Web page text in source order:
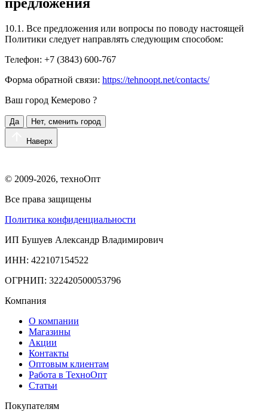
10.1. Все предложения или вопросы по поводу настоящей
Политики следует направлять следующим способом:
Телефон: +7 (3843) 600-767
Форма обратной связи: https://tehnoopt.net/contacts/
Ваш город Кемерово ?
Да Нет, сменить город
Наверх
© 2009-2026, техноОпт
Все права защищены
Политика конфиденциальности
ИП Бушуев Александр Владимирович
ИНН: 422107154522
ОГРНИП: 322420500053796
Компания
О компании
Магазины
Акции
Контакты
Оптовым клиентам
Работа в ТехноОпт
Статьи
Покупателям